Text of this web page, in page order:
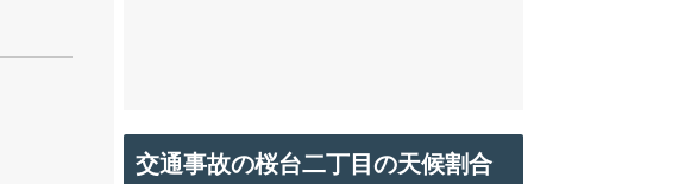
交通事故の桜台二丁目の天候割合